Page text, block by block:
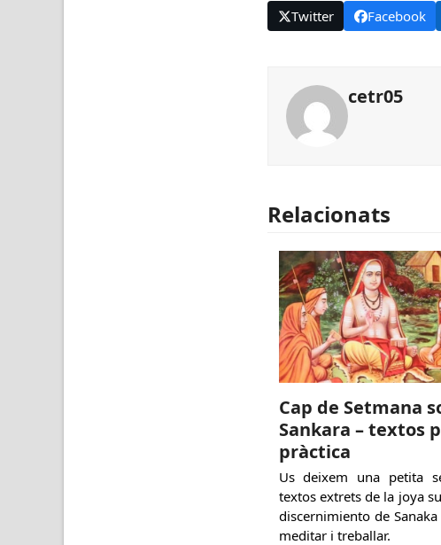
Twitter Facebook
cetr05
Relacionats
Cap de Setmana
Sankara – textos
pràctica
Us deixem una petita
textos extrets de la joya
discernimiento de
meditar i treballar.